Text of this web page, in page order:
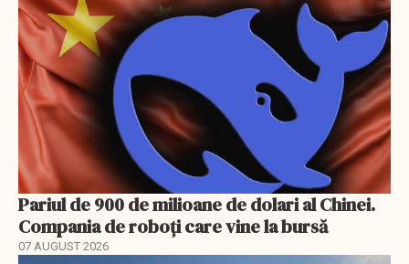
Pariul de 900 de milioane de dolari al Chinei.
Compania de roboți care vine la bursă
07 AUGUST 2026